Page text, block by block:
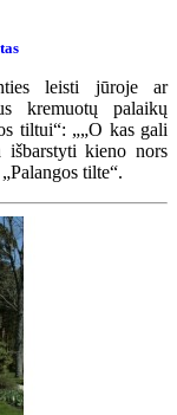
leisti jūroje ar
kremuotų palaikų
tiltui“: „„O kas gali
kieno nors
tilte“.